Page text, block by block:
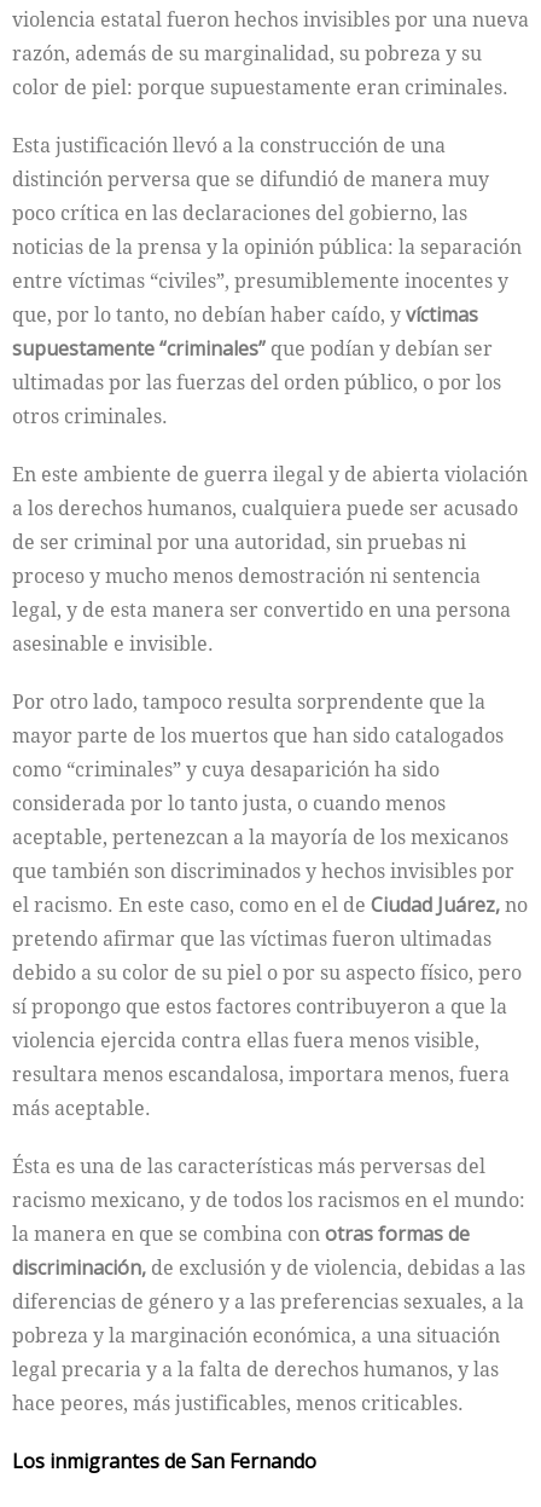
violencia estatal fueron hechos invisibles por una nueva
razón, además de su marginalidad, su pobreza y su
color de piel: porque supuestamente eran criminales.
Esta justificación llevó a la construcción de una
distinción perversa que se difundió de manera muy
poco crítica en las declaraciones del gobierno, las
noticias de la prensa y la opinión pública: la separación
entre víctimas “civiles”, presumiblemente inocentes y
que, por lo tanto, no debían haber caído, yvíctimas
supuestamente “criminales” que podían y debían ser
ultimadas por las fuerzas del orden público, o por los
otros criminales.
En este ambiente de guerra ilegal y de abierta violación
a los derechos humanos, cualquiera puede ser acusado
de ser criminal por una autoridad, sin pruebas ni
proceso y mucho menos demostración ni sentencia
legal, y de esta manera ser convertido en una persona
asesinable e invisible.
Por otro lado, tampoco resulta sorprendente que la
mayor parte de los muertos que han sido catalogados
como “criminales” y cuya desaparición ha sido
considerada por lo tanto justa, o cuando menos
aceptable, pertenezcan a la mayoría de los mexicanos
que también son discriminados y hechos invisibles por
el racismo. En este caso, como en el de Ciudad Juárez,no
pretendo afirmar que las víctimas fueron ultimadas
debido a su color de su piel o por su aspecto físico, pero
sí propongo que estos factores contribuyeron a que la
violencia ejercida contra ellas fuera menos visible,
resultara menos escandalosa, importara menos, fuera
más aceptable.
Ésta es una de las características más perversas del
racismo mexicano, y de todos los racismos en el mundo:
la manera en que se combina conotras formas de
discriminación, de exclusión y de violencia, debidas a las
diferencias de género y a las preferencias sexuales, a la
pobreza y la marginación económica, a una situación
legal precaria y a la falta de derechos humanos, y las
hace peores, más justificables, menos criticables.
Los inmigrantes de San Fernando